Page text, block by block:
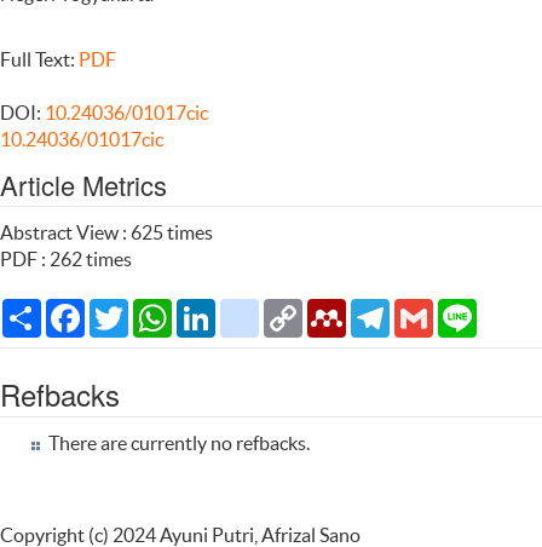
Full Text: PDF
DOI: 10.24036/01017cic
10.24036/01017cic
Article Metrics
Abstract View : 625 times
PDF : 262 times
Share Facebook
TwitterWhatsApp
LinkedInciteulikeCopy
Link
MendeleyTelegram
Gmail
Refbacks
There are currently no refbacks.
Copyright (c) 2024 Ayuni Putri, Afrizal Sano